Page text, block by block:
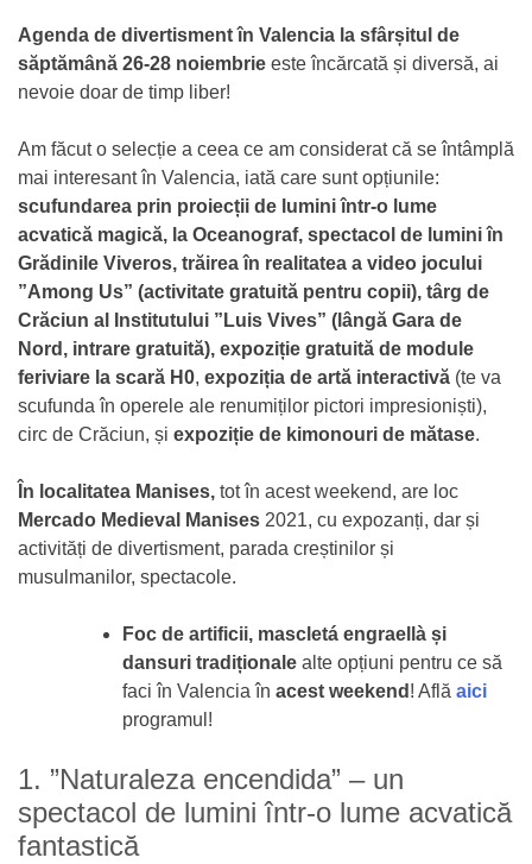
Agenda de divertisment în Valencia la sfârșitul de
săptămână 26-28 noiembrie este încărcată și diversă, ai
nevoie doar de timp liber!
Am făcut o selecție a ceea ce am considerat că se întâmplă
mai interesant în Valencia, iată care sunt opțiunile:
scufundarea prin proiecții de lumini într-o lume
acvatică magică, la Oceanograf, spectacol de lumini în
Grădinile Viveros, trăirea în realitatea a video jocului
”Among Us” (activitate gratuită pentru copii), târg de
Crăciun al Institutului ”Luis Vives” (lângă Gara de
Nord, intrare gratuită), expoziție gratuită de module
feriviare la scară H0, expoziția de artă interactivă (te va
scufunda în operele ale renumiților pictori impresioniști),
circ de Crăciun, și expoziție de kimonouri de mătase.
În localitatea Manises, tot în acest weekend, are loc
Mercado Medieval Manises 2021, cu expozanți, dar și
activități de divertisment, parada creștinilor și
musulmanilor, spectacole.
Foc de artificii, mascletá engraellà și
dansuri tradiționale alte opțiuni pentru ce să
faci în Valencia în acest weekend ! Află aici
programul!
1. ”Naturaleza encendida” – un
spectacol de lumini într-o lume acvatică
fantastică